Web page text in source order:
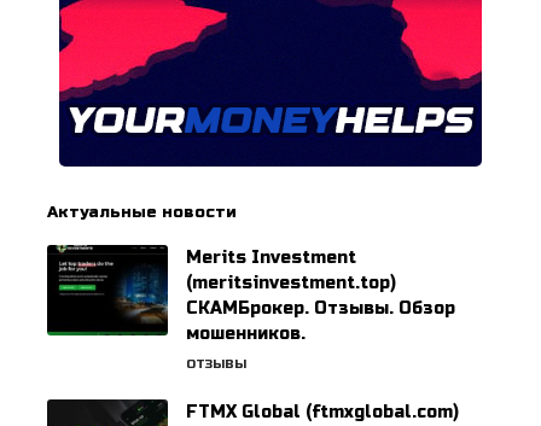
Актуальные новости
Merits Investment
(meritsinvestment.top)
СКАМБрокер. Отзывы. Обзор
мошенников.
ОТЗЫВЫ
FTMX Global (ftmxglobal.com)